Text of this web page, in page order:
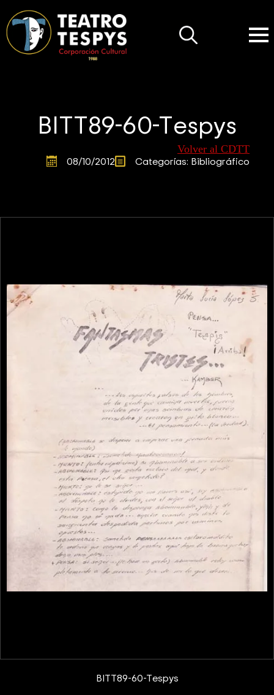
BITT89-60-Tespys
Volver al CDTT
08/10/2012 Categorías: Bibliográfico
BITT89-60-Tespys